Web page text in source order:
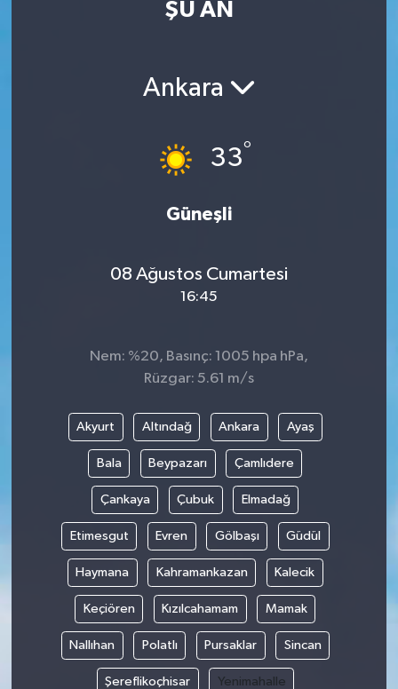
ŞU AN
Ankara
33°
Güneşli
08 Ağustos Cumartesi
16:45
Nem: %20, Basınç: 1005 hpa hPa,
Rüzgar: 5.61 m/s
Akyurt Altındağ Ankara Ayaş
Bala Beypazarı Çamlıdere
Çankaya Çubuk Elmadağ
Etimesgut Evren Gölbaşı Güdül
Haymana Kahramankazan Kalecik
Keçiören Kızılcahamam Mamak
Nallıhan Polatlı Pursaklar Sincan
Şereflikoçhisar Yenimahalle
Bilim, Teknoloji